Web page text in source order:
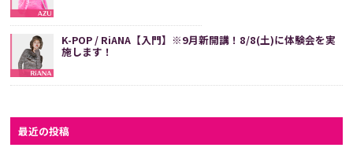
K-POP / RiANA【入門】※9月新開講！8/8(土)に体験会を実
施します！
最近の投稿